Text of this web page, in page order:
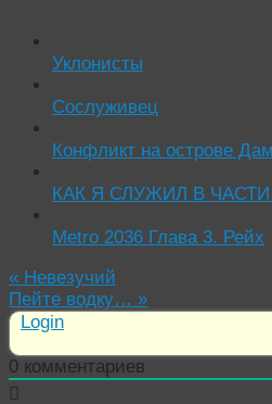
Уклонисты
Сослуживец
Конфликт на острове
КАК Я СЛУЖИЛ В ЧАСТИ
Metro 2036 Глава 3. Рейх
« Невезучий
Пейте водку… »
Login
0 комментариев